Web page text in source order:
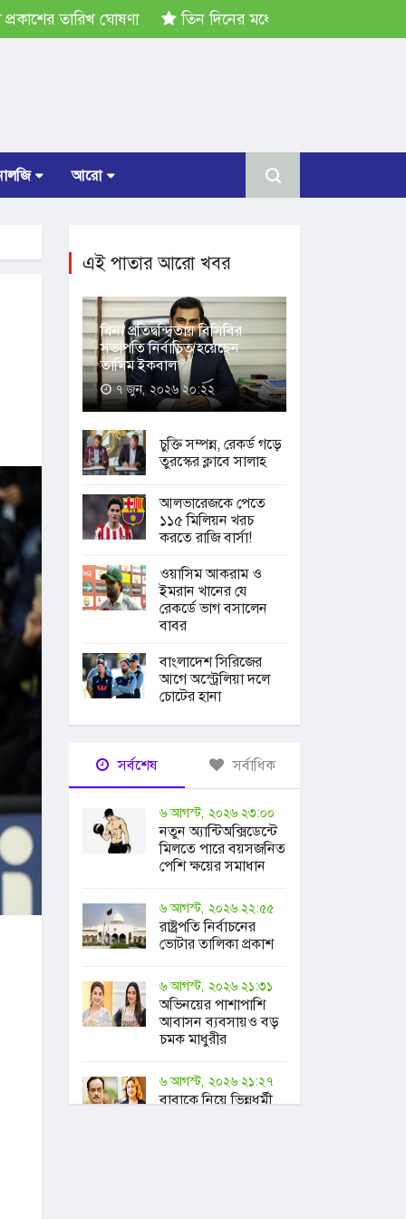
তারিখ ঘোষণা তিন দিনের মধ্যে গ্যাস সরবরাহ স্বাভাবিক
আরো
এই পাতার আরো খবর
বিনা প্রতিদ্বন্দ্বিতায় বিসিবির
সভাপতি নির্বাচিত হয়েছেন
তামিম ইকবাল
৭ জুন, ২০২৬ ২০:২২
চুক্তি সম্পন্ন, রেকর্ড গড়ে
তুরস্কের ক্লাবে সালাহ
আলভারেজকে পেতে
১১৫ মিলিয়ন খরচ
করতে রাজি বার্সা!
ওয়াসিম আকরাম ও
ইমরান খানের যে
রেকর্ডে ভাগ বসালেন
বাবর
বাংলাদেশ সিরিজের
আগে অস্ট্রেলিয়া দলে
চোটের হানা
সর্বশেষ সর্বাধিক
৬ আগস্ট, ২০২৬ ২৩:০০
নতুন অ্যান্টিঅক্সিডেন্টে
মিলতে পারে বয়সজনিত
পেশি ক্ষয়ের সমাধান
৬ আগস্ট, ২০২৬ ২২:৫৫
রাষ্ট্রপতি নির্বাচনের
ভোটার তালিকা প্রকাশ
৬ আগস্ট, ২০২৬ ২১:৩১
অভিনয়ের পাশাপাশি
আবাসন ব্যবসায়ও বড়
চমক মাধুরীর
৬ আগস্ট, ২০২৬ ২১:২৭
বাবাকে নিয়ে ভিন্নধর্মী